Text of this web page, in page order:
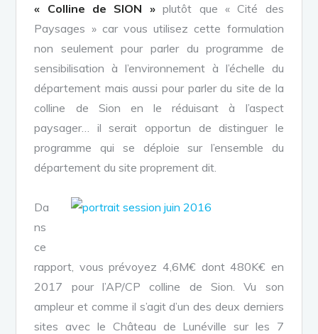
« Colline de SION »plutôt que « Cité des
Paysages » car vous utilisez cette formulation
non seulement pour parler du programme de
sensibilisation à l’environnement à l’échelle du
département mais aussi pour parler du site de la
colline de Sion en le réduisant à l’aspect
paysager… il serait opportun de distinguer le
programme qui se déploie sur l’ensemble du
département du site proprement dit.
Da
ns
ce
rapport, vous prévoyez 4,6M€ dont 480K€ en
2017 pour l’AP/CP colline de Sion. Vu son
ampleur et comme il s’agit d’un des deux derniers
sites avec le Château de Lunéville sur les 7